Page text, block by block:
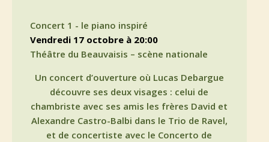
Concert 1 - le piano inspiré
vendredi 17 octobre à 20:00
Théâtre du Beauvaisis – scène nationale
Un concert d’ouverture où Lucas Debargue
découvre ses deux visages : celui de
chambriste avec ses amis les frères David et
Alexandre Castro-Balbi dans le Trio de Ravel,
et de concertiste avec le Concerto de